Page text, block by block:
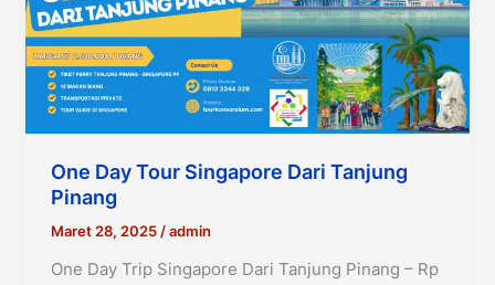
One Day Tour Singapore Dari Tanjung
Pinang
Maret 28, 2025/admin
One Day Trip Singapore Dari Tanjung Pinang – Rp